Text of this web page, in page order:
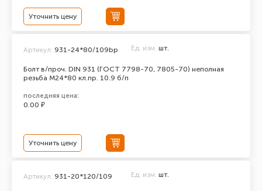
Уточнить цену
Болт в/проч. DIN 931 (ГОСТ 7798-70, 7805-70) неполная
резьба М24*80 кл.пр. 10.9 б/п
Артикул: 931-24*80/109bp Ед. изм. шт.
последняя цена:
0.00 ₽
Уточнить цену
Артикул: 931-20*120/109 Ед. изм. шт.